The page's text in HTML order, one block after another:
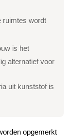
ruimtes wordt
is het
alternatief voor
uit kunststof is
opgemerkt